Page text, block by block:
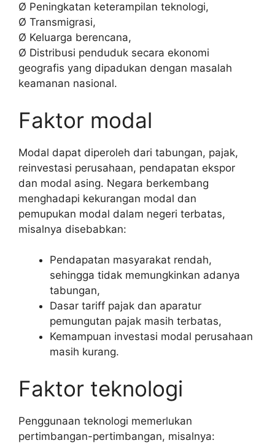
Ø Peningkatan keterampilan teknologi,
Ø Transmigrasi,
Ø Keluarga berencana,
Ø Distribusi penduduk secara ekonomi
geografis yang dipadukan dengan masalah
keamanan nasional.
Faktor modal
Modal dapat diperoleh dari tabungan, pajak,
reinvestasi perusahaan, pendapatan ekspor
dan modal asing. Negara berkembang
menghadapi kekurangan modal dan
pemupukan modal dalam negeri terbatas,
misalnya disebabkan:
Pendapatan masyarakat rendah,
sehingga tidak memungkinkan adanya
tabungan,
Dasar tariff pajak dan aparatur
pemungutan pajak masih terbatas,
Kemampuan investasi modal perusahaan
masih kurang.
Faktor teknologi
Penggunaan teknologi memerlukan
pertimbangan-pertimbangan, misalnya: